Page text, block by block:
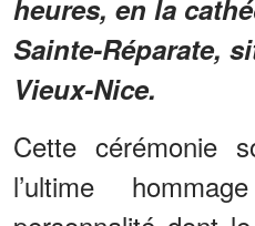
heures, en la
Sainte-Réparate,
Vieux-Nice.
Cette cérémonie
l’ultime